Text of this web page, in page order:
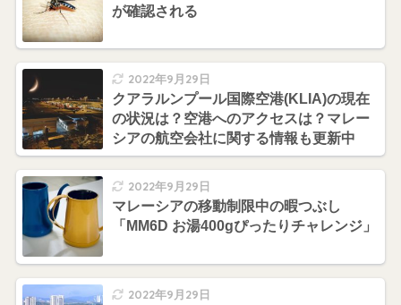
が確認される
2022年9月29日
クアラルンプール国際空港(KLIA)の現在
の状況は？空港へのアクセスは？マレー
シアの航空会社に関する情報も更新中
2022年9月29日
マレーシアの移動制限中の暇つぶし
「MM6D お湯400gぴったりチャレンジ」
2022年9月29日